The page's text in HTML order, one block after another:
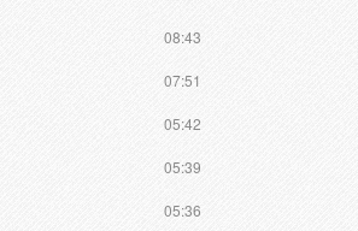
08:43
07:51
05:42
05:39
05:36